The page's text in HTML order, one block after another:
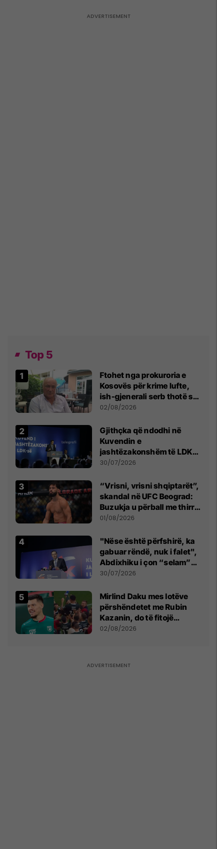
Top 5
Ftohet nga prokuroria e
Kosovës për krime lufte,
ish-gjenerali serb thotë se
dikush e tradhtoi në
02/08/2026
Gjithçka që ndodhi në
Kuvendin e
jashtëzakonshëm të LDK-
së
30/07/2026
“Vrisni, vrisni shqiptarët”,
skandal në UFC Beograd:
Buzukja u përball me thirrje
anti-shqiptare nga
01/08/2026
"Nëse është përfshirë, ka
gabuar rëndë, nuk i falet",
Abdixhiku i çon “selam”
Përparim Ramës
30/07/2026
Mirlind Daku mes lotëve
përshëndetet me Rubin
Kazanin, do të fitojë
miliona te Spartak Moska
02/08/2026